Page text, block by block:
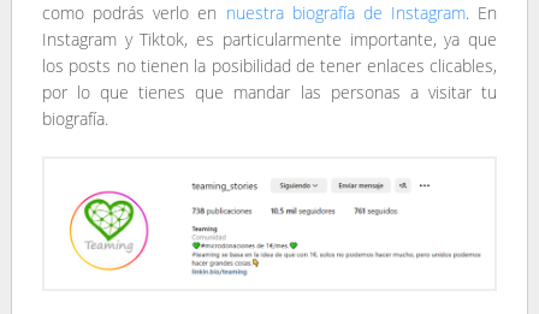
como podrás verlo en nuestra biografía de Instagram. En
Instagram y Tiktok, es particularmente importante, ya que
los posts no tienen la posibilidad de tener enlaces clicables,
por lo que tienes que mandar las personas a visitar tu
biografía.